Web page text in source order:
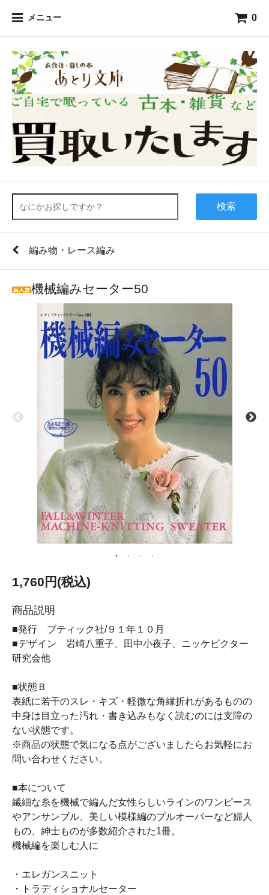
メニュー 0
検索
編み物・レース編み
機械編みセーター50
1,760円(税込)
商品説明
■発行 ブティック社/９１年１０月
■デザイン 岩崎八重子、田中小夜子、ニッケビクター
研究会他
■状態Ｂ
表紙に若干のスレ・キズ・軽微な角縁折れがあるものの
中身は目立った汚れ・書き込みもなく読むのには支障の
ない状態です。
※商品の状態で気になる点がございましたらお気軽にお
問い合わせください。
■本について
繊細な糸を機械で編んだ女性らしいラインのワンピース
やアンサンブル、美しい模様編のプルオーバーなど婦人
もの、紳士ものが多数紹介された1冊。
機械編を楽しむ人に
・エレガンスニット
・トラディショナルセーター